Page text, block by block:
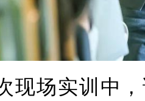
现场实训中